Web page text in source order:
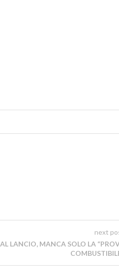
next
LANCIO, MANCA SOLO LA